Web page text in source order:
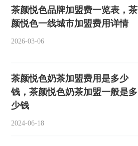
茶颜悦色品牌加盟费一览表，茶
颜悦色一线城市加盟费用详情
2026-03-06
茶颜悦色奶茶加盟费用是多少
钱，茶颜悦色奶茶加盟一般是多
少钱
2024-06-18